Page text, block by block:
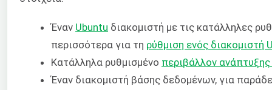
Έναν Ubuntu διακομιστή με τις κατάλληλες
περισσότερα για τη ρύθμιση ενός διακομιστή
Κατάλληλα ρυθμισμένο περιβάλλον
Έναν διακομιστή βάσης δεδομένων, για